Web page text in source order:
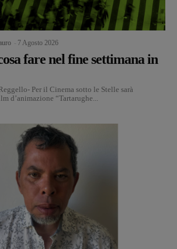
7 Agosto 2026
fare nel fine settimana in
Per il Cinema sotto le Stelle sarà
d’animazione “Tartarughe...